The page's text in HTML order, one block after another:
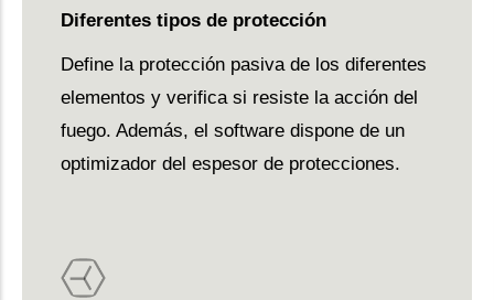
Diferentes tipos de protección
Define la protección pasiva de los diferentes
elementos y verifica si resiste la acción del
fuego. Además, el software dispone de un
optimizador del espesor de protecciones.